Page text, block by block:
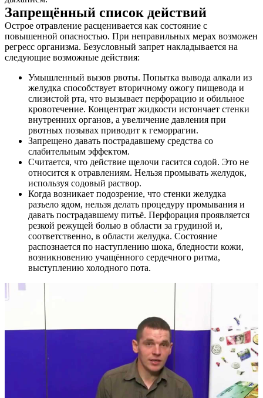
Запрещённый список действий
Острое отравление расценивается как состояние с
повышенной опасностью. При неправильных мерах возможен
регресс организма. Безусловный запрет накладывается на
следующие возможные действия:
Умышленный вызов рвоты. Попытка вывода алкали из
желудка способствует вторичному ожогу пищевода и
слизистой рта, что вызывает перфорацию и обильное
кровотечение. Концентрат жидкости истончает стенки
внутренних органов, а увеличение давления при
рвотных позывах приводит к геморрагии.
Запрещено давать пострадавшему средства со
слабительным эффектом.
Считается, что действие щелочи гасится содой. Это не
относится к отравлениям. Нельзя промывать желудок,
используя содовый раствор.
Когда возникает подозрение, что стенки желудка
разъело ядом, нельзя делать процедуру промывания и
давать пострадавшему питьё. Перфорация проявляется
резкой режущей болью в области за грудиной и,
соответственно, в области желудка. Состояние
распознается по наступлению шока, бледности кожи,
возникновению учащённого сердечного ритма,
выступлению холодного пота.